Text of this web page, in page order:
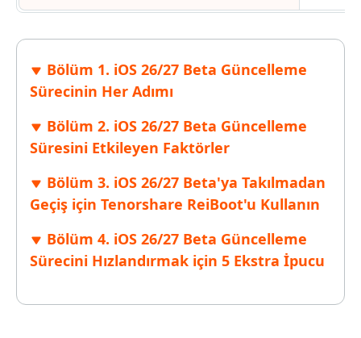
Bölüm 1. iOS 26/27 Beta Güncelleme
Sürecinin Her Adımı
Bölüm 2. iOS 26/27 Beta Güncelleme
Süresini Etkileyen Faktörler
Bölüm 3. iOS 26/27 Beta'ya Takılmadan
Geçiş için Tenorshare ReiBoot'u Kullanın
Bölüm 4. iOS 26/27 Beta Güncelleme
Sürecini Hızlandırmak için 5 Ekstra İpucu